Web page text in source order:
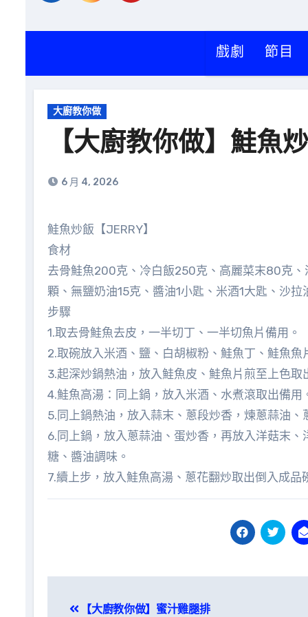
戲劇 節目
大廚教你做
【大廚教你做】鮭魚
6 月 4, 2026
鮭魚炒飯【JERRY】
食材
去骨鮭魚200克、冷白飯250克、高麗菜末80克
顆、無鹽奶油15克、醬油1小匙、米酒1大匙、沙
步驟
1.取去骨鮭魚去皮，一半切丁、一半切魚片備用。
2.取碗放入米酒、鹽、白胡椒粉、鮭魚丁、鮭魚
3.起深炒鍋熱油，放入鮭魚皮、鮭魚片煎至上色取
4.鮭魚高湯：同上鍋，放入米酒、水煮滾取出備用
5.同上鍋熱油，放入蒜末、蔥段炒香，煉蔥蒜油、
6.同上鍋，放入蔥蒜油、蛋炒香，再放入洋菇末
糖、醬油調味。
7.續上步，放入鮭魚高湯、蔥花翻炒取出倒入成
【大廚教你做】蜜汁雞腿排